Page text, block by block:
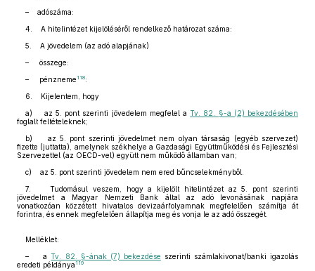
– adószáma:
4. A hitelintézet kijelöléséről rendelkező határozat száma:
5. A jövedelem (az adó alapjának)
– összege:
– pénzneme 118:
6. Kijelentem, hogy
a) az 5. pont szerinti jövedelem megfelel aTv. 82. §-a (2) bekezdésében
foglalt feltételeknek;
b) az 5. pont szerinti jövedelmet nem olyan társaság (egyéb szervezet)
fizette (juttatta), amelynek székhelye a Gazdasági Együttműködési és Fejlesztési
Szervezettel (az OECD-vel) együtt nem működő államban van;
c) az 5. pont szerinti jövedelem nem ered bűncselekményből.
7. Tudomásul veszem, hogy a kijelölt hitelintézet az 5. pont szerinti
jövedelmet a Magyar Nemzeti Bank által az adó levonásának napjára
vonatkozóan közzétett hivatalos devizaárfolyamnak megfelelően számítja át
forintra, és ennek megfelelően állapítja meg és vonja le az adó összegét.
Melléklet:
– aTv. 82. §-ának (7) bekezdése szerinti számlakivonat/banki igazolás
eredeti példánya 119